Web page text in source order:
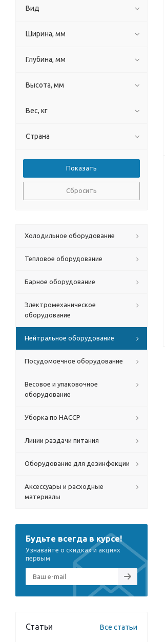
Вид
Ширина, мм
Глубина, мм
Высота, мм
Вес, кг
Страна
Сбросить
Холодильное оборудование
Тепловое оборудование
Барное оборудование
Электромеханическое
оборудование
Нейтральное оборудование
Посудомоечное оборудование
Весовое и упаковочное
оборудование
Уборка по HACCP
Линии раздачи питания
Оборудование для дезинфекции
Аксессуары и расходные
материалы
Будьте всегда в курсе!
Узнавайте о скидках и акциях
первым
Статьи Все статьи